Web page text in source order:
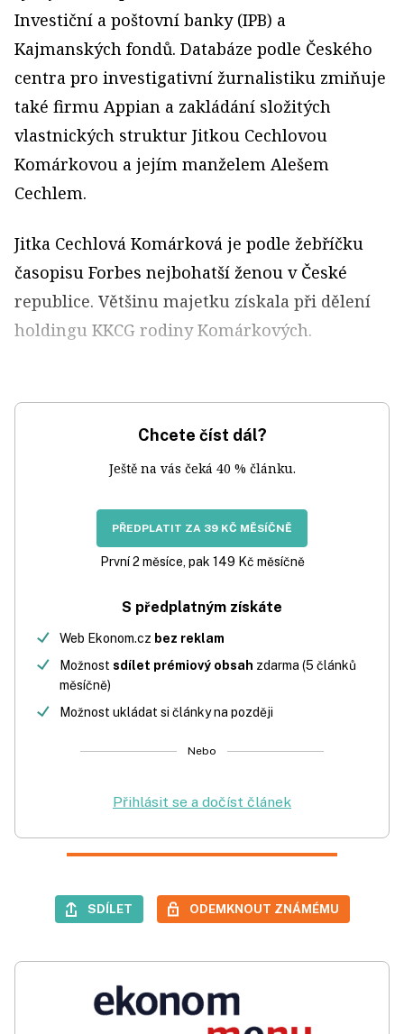
Investiční a poštovní banky (IPB) a
Kajmanských fondů. Databáze podle Českého
centra pro investigativní žurnalistiku zmiňuje
také firmu Appian a zakládání složitých
vlastnických struktur Jitkou Cechlovou
Komárkovou a jejím manželem Alešem
Cechlem.
Jitka Cechlová Komárková je podle žebříčku
časopisu Forbes nejbohatší ženou v České
republice. Většinu majetku získala při dělení
holdingu KKCG rodiny Komárkových.
Chcete číst dál?
Ještě na vás čeká 40 % článku.
PŘEDPLATIT ZA 39 KČ MĚSÍČNĚ
První 2 měsíce, pak 149 Kč měsíčně
S předplatným získáte
Web Ekonom.cz bez reklam
Možnost sdílet prémiový obsah zdarma (5 článků
měsíčně)
Možnost ukládat si články na později
Nebo
Přihlásit se a dočíst článek
SDÍLET ODEMKNOUT ZNÁMÉMU